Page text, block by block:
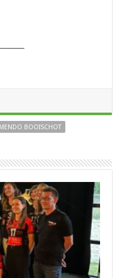
MENDO BOOISCHOT